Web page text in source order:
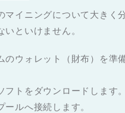
マイニングについて大きく
いといけません。
ウォレット（財布）を準
トをダウンロードします。
ルへ接続します。